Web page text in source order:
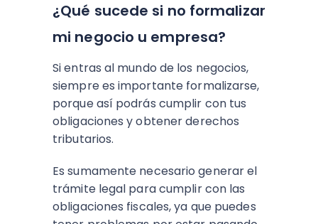
¿Qué sucede si no formalizar
mi negocio u empresa?
Si entras al mundo de los negocios,
siempre es importante formalizarse,
porque así podrás cumplir con tus
obligaciones y obtener derechos
tributarios.
Es sumamente necesario generar el
trámite legal para cumplir con las
obligaciones fiscales, ya que puedes